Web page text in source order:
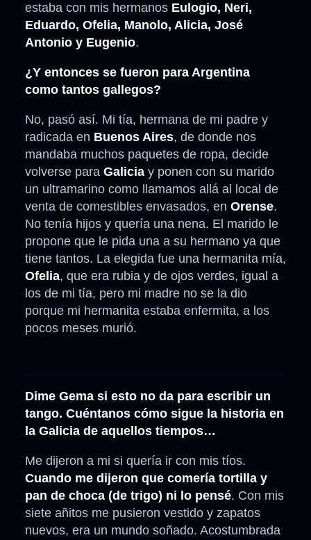
estaba con mis hermanos Eulogio, Neri,
Eduardo, Ofelia, Manolo, Alicia, José
Antonio y Eugenio.
¿Y entonces se fueron para Argentina
como tantos gallegos?
No, pasó así. Mi tía, hermana de mi padre y
radicada en Buenos Aires, de donde nos
mandaba muchos paquetes de ropa, decide
volverse para Galicia y ponen con su marido
un ultramarino como llamamos allá al local de
venta de comestibles envasados, en Orense.
No tenía hijos y quería una nena. El marido le
propone que le pida una a su hermano ya que
tiene tantos. La elegida fue una hermanita mía,
Ofelia, que era rubia y de ojos verdes, igual a
los de mi tía, pero mi madre no se la dio
porque mi hermanita estaba enfermita, a los
pocos meses murió.
Dime Gema si esto no da para escribir un
tango. Cuéntanos cómo sigue la historia en
la Galicia de aquellos tiempos…
Me dijeron a mi si quería ir con mis tíos.
Cuando me dijeron que comería tortilla y
pan de choca (de trigo) ni lo pensé. Con mis
siete añitos me pusieron vestido y zapatos
nuevos, era un mundo soñado. Acostumbrada